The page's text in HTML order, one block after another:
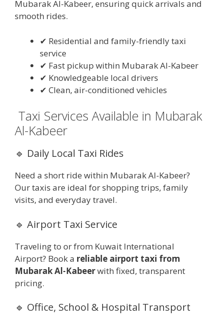
Mubarak Al-Kabeer, ensuring quick arrivals and
smooth rides.
✔ Residential and family-friendly taxi
service
✔ Fast pickup within Mubarak Al-Kabeer
✔ Knowledgeable local drivers
✔ Clean, air-conditioned vehicles
Taxi Services Available in Mubarak
Al-Kabeer
🔹 Daily Local Taxi Rides
Need a short ride within Mubarak Al-Kabeer?
Our taxis are ideal for shopping trips, family
visits, and everyday travel.
🔹 Airport Taxi Service
Traveling to or from Kuwait International
Airport? Book a reliable airport taxi from
Mubarak Al-Kabeerwith fixed, transparent
pricing.
🔹 Office, School & Hospital Transport